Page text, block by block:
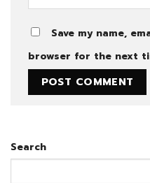
Save my name,
browser for the next
Search